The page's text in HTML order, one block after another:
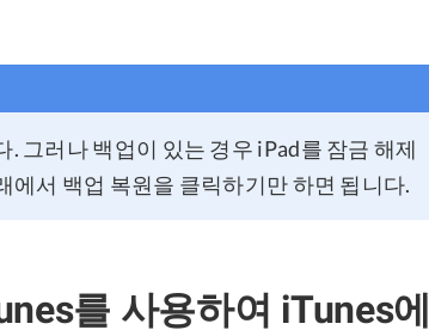
그러나 백업이 있는 경우 iPad를 잠금 해제
에서 백업 복원을 클릭하기만 하면 됩니다.
를 사용하여 iTunes에